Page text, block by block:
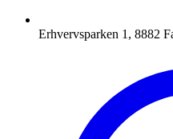
Erhvervsparken 1, 8882